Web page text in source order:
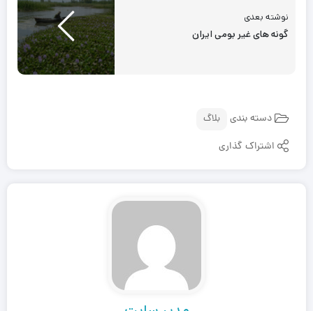
نوشته بعدی
گونه های غیر بومی ایران
دسته بندی بلاگ
اشتراک گذاری